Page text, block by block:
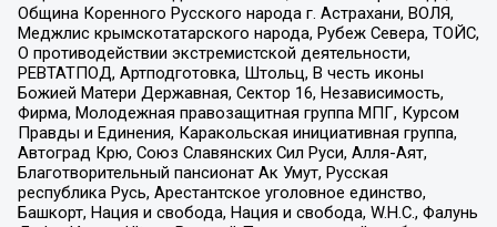
Община Коренного Русского народа г. Астрахани, ВОЛЯ,
Меджлис крымскотатарского народа, Рубеж Севера, ТОЙС,
О противодействии экстремистской деятельности,
РЕВТАТПОД, Артподготовка, Штольц, В честь иконы
Божией Матери Державная, Сектор 16, Независимость,
Фирма, Молодежная правозащитная группа МПГ, Курсом
Правды и Единения, Каракольская инициативная группа,
Автоград Крю, Союз Славянских Сил Руси, Алля-Аят,
Благотворительный пансионат Ак Умут, Русская
республика Русь, Арестантское уголовное единство,
Башкорт, Нация и свобода, Нация и свобода, W.H.С., Фалунь